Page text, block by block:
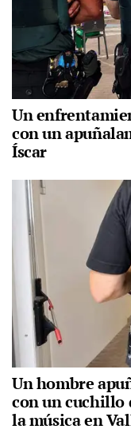
Un
con un
Íscar
Un hombre
con un cuchillo
la música en